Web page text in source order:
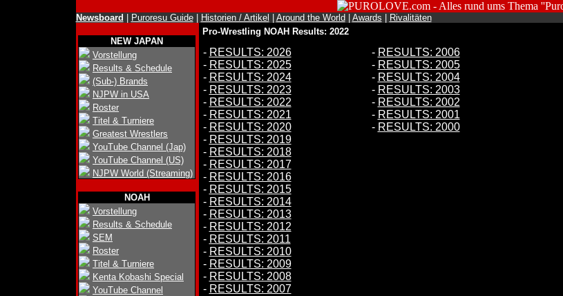
Newsboard Puroresu Guide| Historien / Artikel Around the World Awards Rivalitäten
NEW JAPAN
Vorstellung
Results & Schedule
(Sub-) Brands
NJPW in USA
Roster
Titel & Turniere
Greatest Wrestlers
YouTube Channel (Jap)
YouTube Channel (US)
NJPW World (Streaming)
NOAH
Vorstellung
Results & Schedule
SEM
Roster
Titel & Turniere
Kenta Kobashi Special
YouTube Channel
Pro-Wrestling NOAH Results: 2022
- RESULTS: 2026
- RESULTS: 2025
- RESULTS: 2024
- RESULTS: 2023
- RESULTS: 2022
- RESULTS: 2021
- RESULTS: 2020
- RESULTS: 2019
- RESULTS: 2018
- RESULTS: 2017
- RESULTS: 2016
- RESULTS: 2015
- RESULTS: 2014
- RESULTS: 2013
- RESULTS: 2012
- RESULTS: 2011
- RESULTS: 2010
- RESULTS: 2009
- RESULTS: 2008
- RESULTS: 2007
- RESULTS: 2006
- RESULTS: 2005
- RESULTS: 2004
- RESULTS: 2003
- RESULTS: 2002
- RESULTS: 2001
- RESULTS: 2000